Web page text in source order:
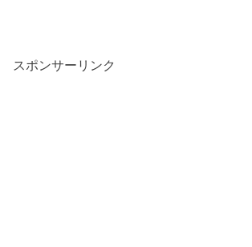
スポンサーリンク